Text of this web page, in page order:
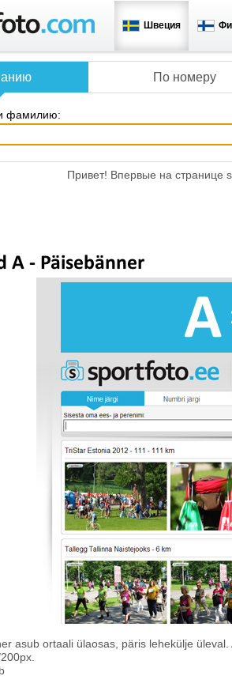
Швеция
По номеру
фамилию:
Привет! Впервые на странице
A - Päisebänner
asub ortaali ülaosas, päris lehekülje